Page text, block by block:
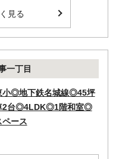
見る
一丁目
◎地下鉄名城線◎45坪
2台◎4LDK◎1階和室◎
ペース